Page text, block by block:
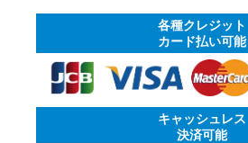
各種クレジット
カード払い可能
キャッシュレス
決済可能